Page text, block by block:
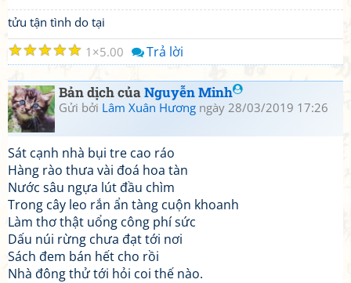
tửu tận tình do tại
☆
☆
☆
☆
☆ 1 5.00 Trả lời
Bản dịch củaNguyễn Minh
Gửi bởi Lâm Xuân Hương ngày 28/03/2019 17:26
Sát cạnh nhà bụi tre cao ráo
Hàng rào thưa vài đoá hoa tàn
Nước sâu ngựa lút đầu chìm
Trong cây leo rắn ẩn tàng cuộn khoanh
Làm thơ thật uổng công phí sức
Dấu núi rừng chưa đạt tới nơi
Sách đem bán hết cho rồi
Nhà đông thử tới hỏi coi thế nào.